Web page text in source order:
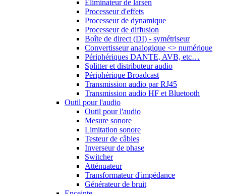
Eliminateur de larsen
Processeur d'effets
Processeur de dynamique
Processeur de diffusion
Boîte de direct (DI) - symétriseur
Convertisseur analogique <> numérique
Périphériques DANTE, AVB, etc…
Splitter et distributeur audio
Périphérique Broadcast
Transmission audio par RJ45
Transmission audio HF et Bluetooth
Outil pour l'audio
Outil pour l'audio
Mesure sonore
Limitation sonore
Testeur de câbles
Inverseur de phase
Switcher
Atténuateur
Transformateur d'impédance
Générateur de bruit